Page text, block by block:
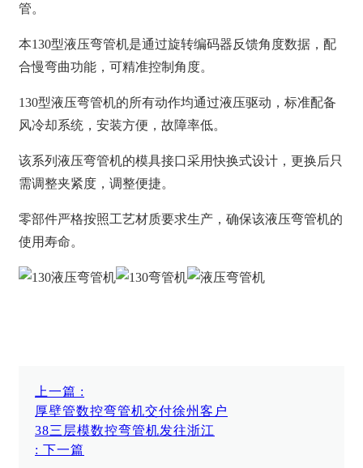
管。
本130型液压弯管机是通过旋转编码器反馈角度数据，配
合慢弯曲功能，可精准控制角度。
130型液压弯管机的所有动作均通过液压驱动，标准配备
风冷却系统，安装方便，故障率低。
该系列液压弯管机的模具接口采用快换式设计，更换后只
需调整夹紧度，调整便捷。
零部件严格按照工艺材质要求生产，确保该液压弯管机的
使用寿命。
上一篇 :
厚壁管数控弯管机交付徐州客户
38三层模数控弯管机发往浙江
: 下一篇